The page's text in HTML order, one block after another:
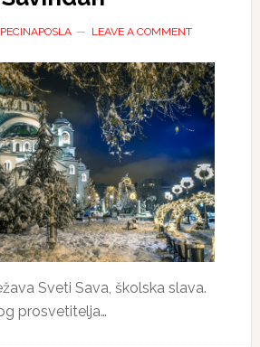
PECINAPOSLA LEAVE A COMMENT
Sveti Sava, školska slava.
prosvetitelja…